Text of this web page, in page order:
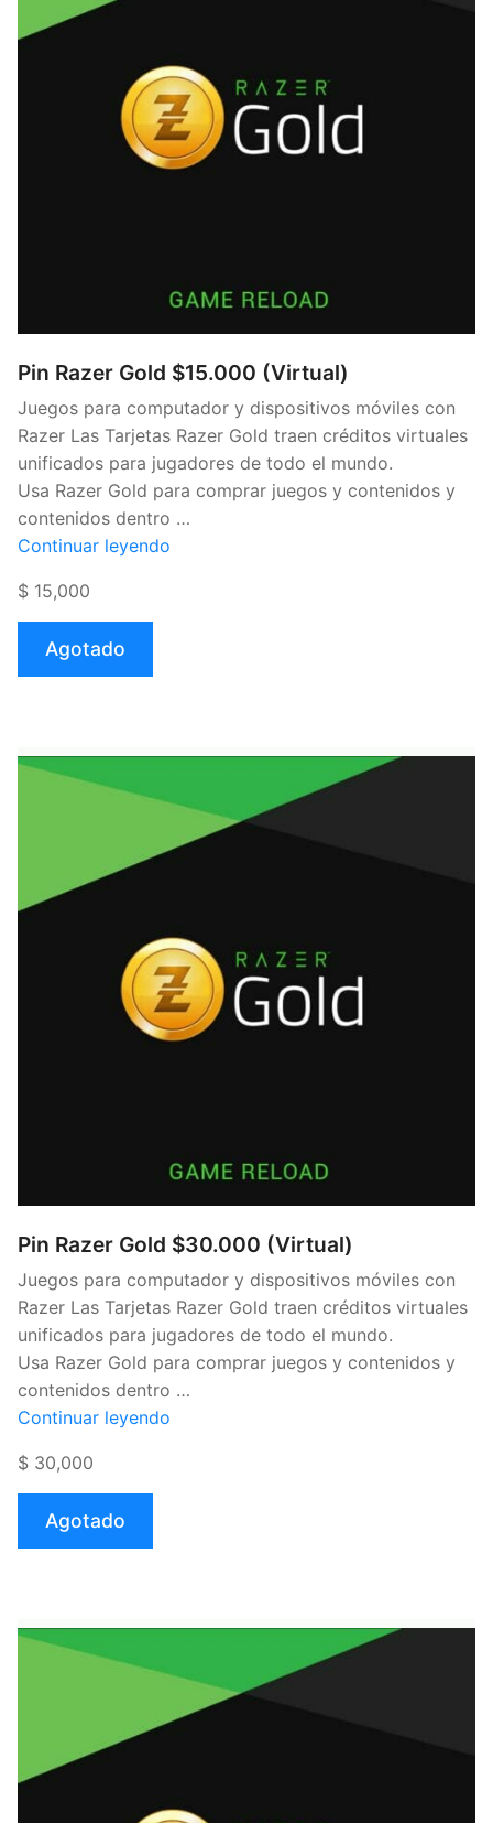
Pin Razer Gold $15.000 (Virtual)
Juegos para computador y dispositivos móviles con
Razer Las Tarjetas Razer Gold traen créditos virtuales
unificados para jugadores de todo el mundo.
Usa Razer Gold para comprar juegos y contenidos y
contenidos dentro …
Continuar leyendo
$ 15,000
Agotado
Pin Razer Gold $30.000 (Virtual)
Juegos para computador y dispositivos móviles con
Razer Las Tarjetas Razer Gold traen créditos virtuales
unificados para jugadores de todo el mundo.
Usa Razer Gold para comprar juegos y contenidos y
contenidos dentro …
Continuar leyendo
$ 30,000
Agotado